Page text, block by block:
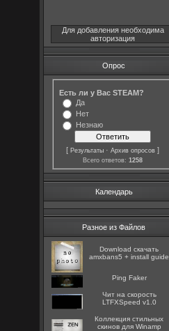
Для добавления необходима
авторизация
Опрос
Есть ли у Вас STEAM?
Да
Нет
Незнаю
[Результаты ·Архив опросов ]
Всего ответов:1258
Календарь
Разное из Файлов
Download скачать
amxbans5 + install guide
Ping Faker
Чит на скорость
LTFXSpeed v1.0
Коллекция стильных
скинов для Winamp